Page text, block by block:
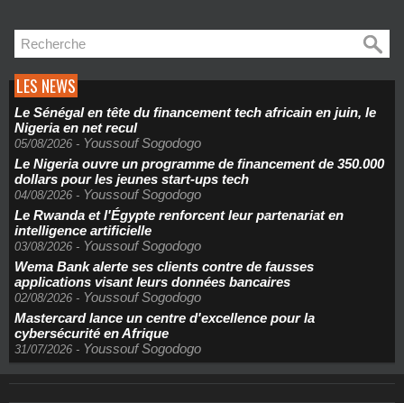
LES NEWS
Le Sénégal en tête du financement tech africain en juin, le
Nigeria en net recul
05/08/2026 - Youssouf Sogodogo
Le Nigeria ouvre un programme de financement de 350.000
dollars pour les jeunes start-ups tech
04/08/2026 - Youssouf Sogodogo
Le Rwanda et l'Égypte renforcent leur partenariat en
intelligence artificielle
03/08/2026 - Youssouf Sogodogo
Wema Bank alerte ses clients contre de fausses
applications visant leurs données bancaires
02/08/2026 - Youssouf Sogodogo
Mastercard lance un centre d'excellence pour la
cybersécurité en Afrique
31/07/2026 - Youssouf Sogodogo